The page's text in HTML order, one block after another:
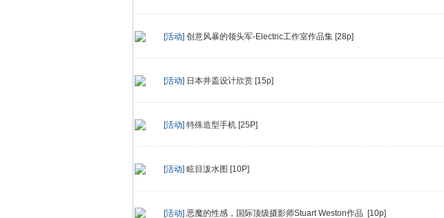
[活动] 创意风暴的领头军-Electric工作室作品集 [28p]
[活动] 日本井盖设计欣赏 [15p]
[活动] 特殊造型手机 [25P]
[活动] 眩目泼水图 [10P]
[活动] 恶魔的性感，国际顶级摄影师Stuart Weston作品 [10p]